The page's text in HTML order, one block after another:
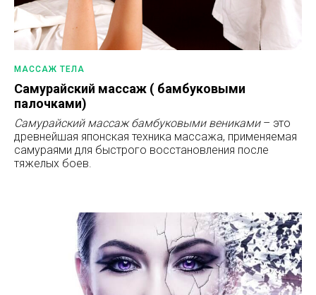
МАССАЖ ТЕЛА
Самурайский массаж ( бамбуковыми
палочками)
Самурайский массаж бамбуковыми вениками– это
древнейшая японская техника массажа, применяемая
самураями для быстрого восстановления после
тяжелых боев.